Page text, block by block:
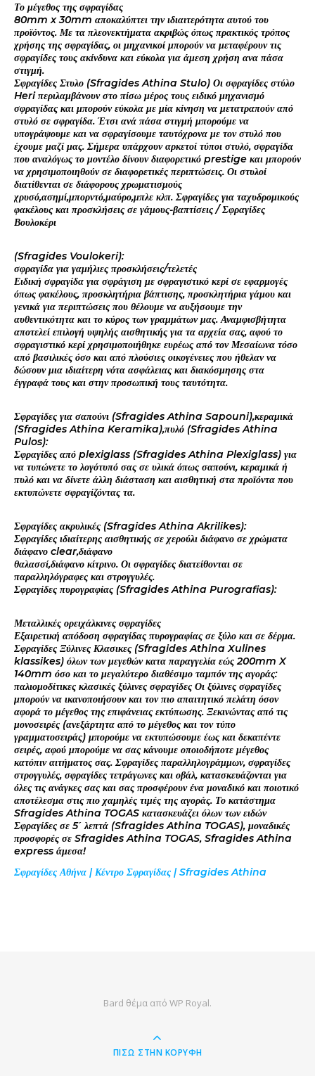
Το μέγεθος της σφραγίδας
80mm x 30mm αποκαλύπτει την ιδιαιτερότητα αυτού του
προϊόντος. Με τα πλεονεκτήματα ακριβώς όπως πρακτικός τρόπος
χρήσης της σφραγίδας, οι μηχανικοί μπορούν να μεταφέρουν τις
σφραγίδες τους ακίνδυνα και εύκολα για άμεση χρήση ανα πάσα
στιγμή.
Σφραγίδες Στυλο (Sfragides Athina Stulo) Οι σφραγίδες στύλο
Heri περιλαμβάνουν στο πίσω μέρος τους ειδικό μηχανισμό
σφραγίδας και μπορούν εύκολα με μία κίνηση να μετατραπούν από
στυλό σε σφραγίδα. Έτσι ανά πάσα στιγμή μπορούμε να
υπογράψουμε και να σφραγίσουμε ταυτόχρονα με τον στυλό που
έχουμε μαζί μας. Σήμερα υπάρχουν αρκετοί τύποι στυλό, σφραγίδα
που αναλόγως το μοντέλο δίνουν διαφορετικό prestige και μπορούν
να χρησιμοποιηθούν σε διαφορετικές περιπτώσεις. Οι στυλοί
διατίθενται σε διάφορους χρωματισμούς
χρυσό,ασημί,μπορντό,μαύρο,μπλε κλπ. Σφραγίδες για ταχυδρομικούς
φακέλους και προσκλήσεις σε γάμους-βαπτίσεις / Σφραγίδες
Βουλοκέρι
(Sfragides Voulokeri):
σφραγίδα για γαμήλιες προσκλήσεις/τελετές
Ειδική σφραγίδα για σφράγιση με σφραγιστικό κερί σε εφαρμογές
όπως φακέλους, προσκλητήρια βάπτισης, προσκλητήρια γάμου και
γενικά για περιπτώσεις που θέλουμε να αυξήσουμε την
αυθεντικότητα και το κύρος των γραμμάτων μας. Αναμφισβήτητα
αποτελεί επιλογή υψηλής αισθητικής για τα αρχεία σας, αφού το
σφραγιστικό κερί χρησιμοποιήθηκε ευρέως από τον Μεσαίωνα τόσο
από βασιλικές όσο και από πλούσιες οικογένειες που ήθελαν να
δώσουν μια ιδιαίτερη νότα ασφάλειας και διακόσμησης στα
έγγραφά τους και στην προσωπική τους ταυτότητα.
Σφραγίδες για σαπούνι (Sfragides Athina Sapouni),κεραμικά
(Sfragides Athina Keramika),πυλό (Sfragides Athina
Pulos):
Σφραγίδες από plexiglass (Sfragides Athina Plexiglass) για
να τυπώνετε το λογότυπό σας σε υλικά όπως σαπούνι, κεραμικά ή
πυλό και να δίνετε άλλη διάσταση και αισθητική στα προϊόντα που
εκτυπώνετε σφραγίζόντας τα.
Σφραγίδες ακρυλικές (Sfragides Athina Akrilikes):
Σφραγίδες ιδιαίτερης αισθητικής σε χερούλι διάφανο σε χρώματα
διάφανο clear,διάφανο
θαλασσί,διάφανο κίτρινο. Οι σφραγίδες διατείθονται σε
παραλληλόγραφες και στρογγυλές.
Σφραγίδες πυρογραφίας (Sfragides Athina Purografias):
Μεταλλικές ορειχάλκινες σφραγίδες
Εξαιρετική απόδοση σφραγίδας πυρογραφίας σε ξύλο και σε δέρμα.
Σφραγίδες Ξύλινες Κλασικες (Sfragides Athina Xulines
klassikes) όλων των μεγεθών κατα παραγγελία εώς 200mm X
140mm όσο και το μεγαλύτερο διαθέσιμο ταμπόν της αγοράς:
παλιομοδίτικες κλασικές ξύλινες σφραγίδες Οι ξύλινες σφραγίδες
μπορούν να ικανοποιήσουν και τον πιο απαιτητικό πελάτη όσον
αφορά το μέγεθος της επιφάνειας εκτύπωσης. Ξεκινώντας από τις
μονοσειρές (ανεξάρτητα από το μέγεθος και τον τύπο
γραμματοσειράς) μπορούμε να εκτυπώσουμε έως και δεκαπέντε
σειρές, αφού μπορούμε να σας κάνουμε οποιοδήποτε μέγεθος
κατόπιν αιτήματος σας. Σφραγίδες παραλληλογράμμων, σφραγίδες
στρογγυλές, σφραγίδες τετράγωνες και οβάλ, κατασκευάζονται για
όλες τις ανάγκες σας και σας προσφέρουν ένα μοναδικό και ποιοτικό
αποτέλεσμα στις πιο χαμηλές τιμές της αγοράς. Το κατάστημα
Sfragides Athina TOGAS κατασκευάζει όλων των ειδών
Σφραγίδες σε 5΄ λεπτά (Sfragides Athina TOGAS), μοναδικές
προσφορές σε Sfragides Athina TOGAS, Sfragides Athina
express άμεσα!
Σφραγίδες Αθήνα | Κέντρο Σφραγίδας | Sfragides Athina
Bard θέμα από WP Royal.
ΠΊΣΩ ΣΤΗΝ ΚΟΡΥΦΉ